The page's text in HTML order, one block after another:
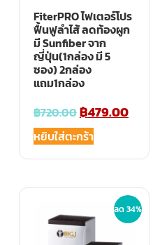
FiterPRO ไฟเตอร์โปร
ฟื้นฟูลำไส้ ลดท้องผูก
มี Sunfiber จาก
ญี่ปุ่น(1กล่อง มี 5
ซอง) 2กล่อง
แถม1กล่อง
฿720.00฿479.00
หยิบใส่ตะกร้า
ลด 34%